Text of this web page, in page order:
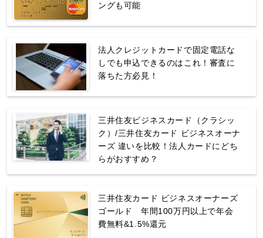
ングも可能
法人クレジットカードで固定電話な
しでも申込できるのはこれ！審査に
落ちた方必見！
三井住友ビジネスカード（クラシッ
ク）/三井住友カード ビジネスオーナ
ーズ 違いを比較！法人カードにどち
らがおすすめ？
三井住友カード ビジネスオーナーズ
ゴールド 年間100万円以上で年会
費無料&1.5%還元